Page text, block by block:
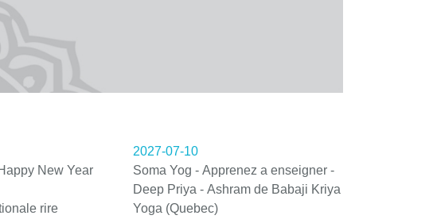
New Year
rire
2027-07-10
Soma Yog - Apprenez a enseigner -
Deep Priya - Ashram de Babaji Kriya
Yoga (Quebec)